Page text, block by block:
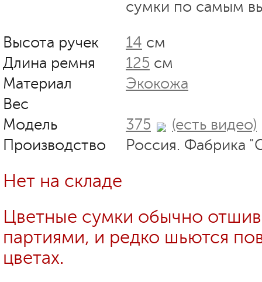
сумки по самым
Высота ручек 14 см
Длина ремня
125 см
Материал
Экокожа
Вес
Модель
375
(есть видео)
Производство
Россия. Фабрика
Нет на складе
Цветные сумки обычно
партиями, и редко шьются
цветах.